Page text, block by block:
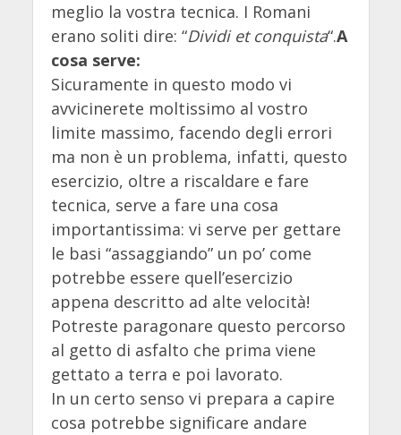
meglio la vostra tecnica. I Romani
erano soliti dire: “Dividi et conquista“.A
cosa serve:
Sicuramente in questo modo vi
avvicinerete moltissimo al vostro
limite massimo, facendo degli errori
ma non è un problema, infatti, questo
esercizio, oltre a riscaldare e fare
tecnica, serve a fare una cosa
importantissima: vi serve per gettare
le basi “assaggiando” un po’ come
potrebbe essere quell’esercizio
appena descritto ad alte velocità!
Potreste paragonare questo percorso
al getto di asfalto che prima viene
gettato a terra e poi lavorato.
In un certo senso vi prepara a capire
cosa potrebbe significare andare